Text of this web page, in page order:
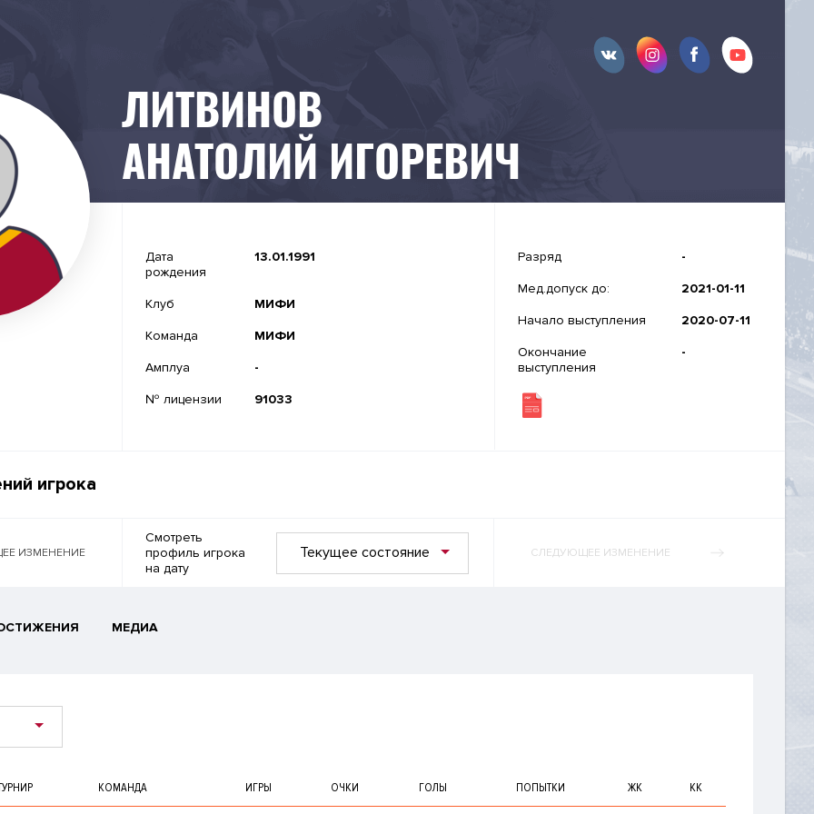
ЛИТВИНОВ
АНАТОЛИЙ ИГОРЕВИЧ
Дата
рождения
13.01.1991
Клуб МИФИ
Команда МИФИ
Амплуа -
№ лицензии 91033
Разряд -
Мед.допуск до: 2021-01-11
Начало выступления 2020-07-11
Окончание
выступления
-
игрока
ИЗМЕНЕНИЕ
Смотреть
профиль игрока
на дату
Текущее состояние СЛЕДУЮЩЕЕ ИЗМЕНЕНИЕ
МЕДИА
КОМАНДА ИГРЫ ОЧКИ ГОЛЫ ПОПЫТКИ ЖК КК